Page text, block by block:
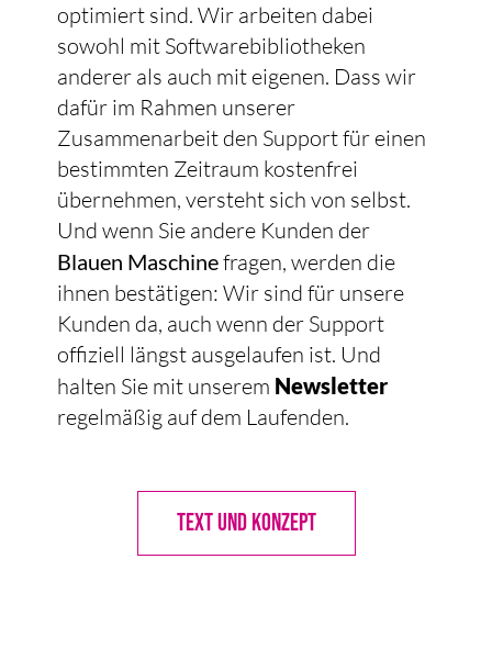
optimiert sind. Wir arbeiten dabei
sowohl mit Softwarebibliotheken
anderer als auch mit eigenen. Dass wir
dafür im Rahmen unserer
Zusammenarbeit den Support für einen
bestimmten Zeitraum kostenfrei
übernehmen, versteht sich von selbst.
Und wenn Sie andere Kunden der
Blauen Maschinefragen, werden die
ihnen bestätigen: Wir sind für unsere
Kunden da, auch wenn der Support
offiziell längst ausgelaufen ist. Und
halten Sie mit unserem Newsletter
regelmäßig auf dem Laufenden.
TEXT UND KONZEPT